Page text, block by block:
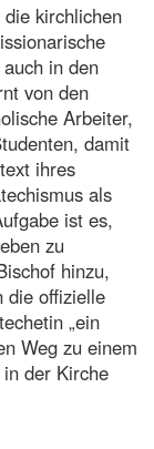
kirchlichen
in den
von den
Arbeiter,
damit
ihres
als
ist es,
zu
hinzu,
die offizielle
„ein
Weg zu einem
der Kirche